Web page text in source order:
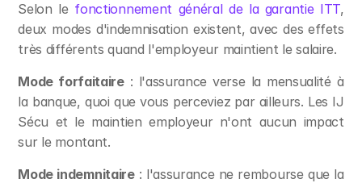
Selon le fonctionnement général de la garantie ITT,
deux modes d'indemnisation existent, avec des effets
très différents quand l'employeur maintient le salaire.
Mode forfaitaire : l'assurance verse la mensualité à
la banque, quoi que vous perceviez par ailleurs. Les IJ
Sécu et le maintien employeur n'ont aucun impact
sur le montant.
Mode indemnitaire : l'assurance ne rembourse que la